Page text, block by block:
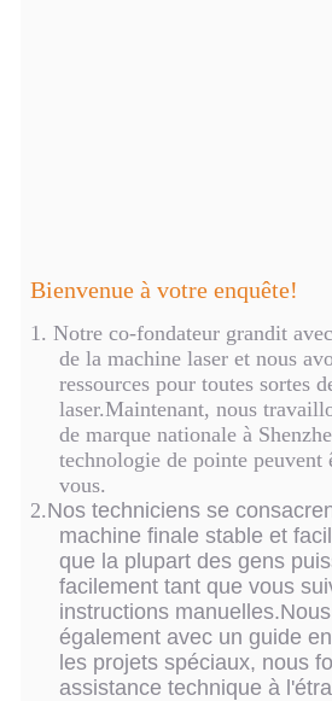
Bienvenue à votre enquête!
1. Notre co-fondateur grandit
de la machine laser et nous
ressources pour toutes sortes
laser.Maintenant, nous
de marque nationale à
technologie de pointe peuvent
vous.
2.Nos techniciens se
machine finale stable et
que la plupart des gens
facilement tant que vous
instructions
également avec un guide
les projets spéciaux, nous
assistance technique à